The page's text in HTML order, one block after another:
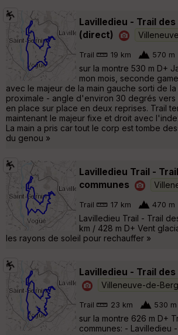
Lavilledieu - Trail
(direct)
Trail 19 km 570 m
sur la montre 530 m D+
mon mois, seconde
avec le majeur de la main gauche sorti de
proximale - angle d'environ 30 degrés
en place sur place en deux reprises. Trail
maintenant le majeur fixe et droit avec
La main a pris car tout le corp est tombe
du genou »
Lavilledieu Trail -
communes
Trail 17 km 470 m
Lavilledieu Trail - Trail
km / 428 m D+ Vent
les rayons de soleil pour rechauffer »
Lavilledieu - Trail
Villeneuve-de-Berg
Trail 23 km 530 m
sur la montre 626 m D+
communes: - Lavilledieu